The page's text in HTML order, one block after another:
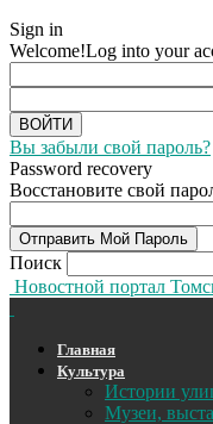
Sign in
Welcome!Log into your
Вы забыли свой пароль?
Password recovery
Восстановите свой
Поиск
Новостной портал
Главная
Культура
Истории
Музеи,